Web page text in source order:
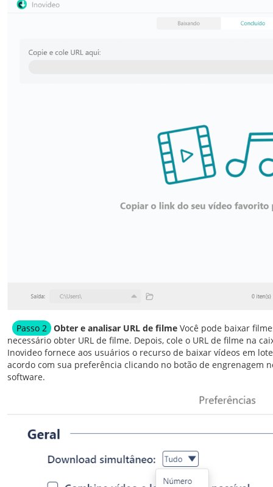
Passo 2 Obter e analisar URL de filme Você pode baixar
necessário obter URL de filme. Depois, cole o URL de filme na
Inovideo fornece aos usuários o recurso de baixar vídeos em
acordo com sua preferência clicando no botão de engrenagem
software.